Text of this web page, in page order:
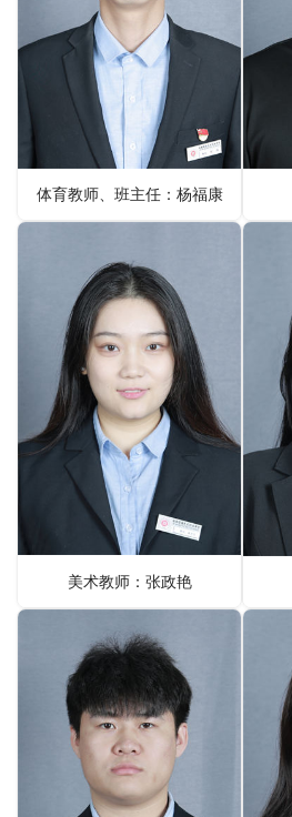
体育教师、班主任：杨福康
美术教师：张政艳